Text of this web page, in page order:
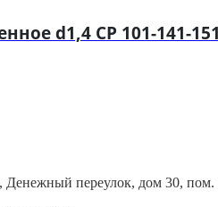
d1,4 CP 101-141-
Денежный переулок, дом 30, пом.